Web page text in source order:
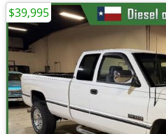
$39,995